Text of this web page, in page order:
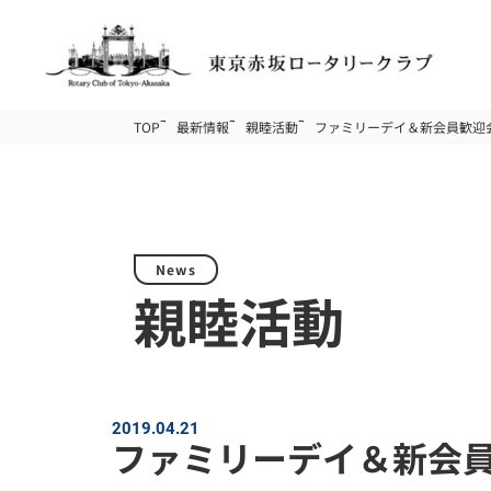
TOP 最新情報 親睦活動 ファミリーデイ＆新会員歓迎
News
親睦活動
2019.04.21
ファミリーデイ＆新会